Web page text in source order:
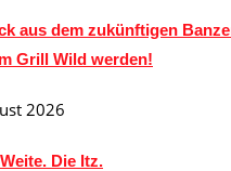
aus dem zukünftigen
Grill Wild werden!
2026
Die Itz.